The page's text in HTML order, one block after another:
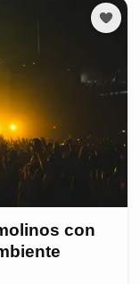
con